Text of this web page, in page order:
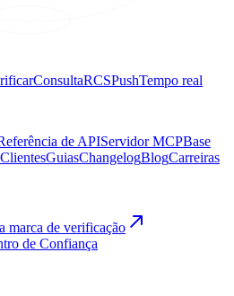
ConsultaRCSPushTempo real
de APIServidor MCPBase
ClientesGuiasChangelogBlogCarreiras
marca de verificação
de Confiança